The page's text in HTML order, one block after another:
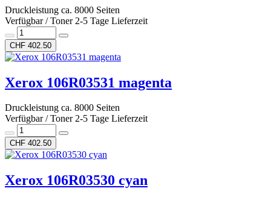
Druckleistung ca. 8000 Seiten
Verfügbar / Toner 2-5 Tage Lieferzeit
CHF 402.50
Xerox 106R03531 magenta
Druckleistung ca. 8000 Seiten
Verfügbar / Toner 2-5 Tage Lieferzeit
CHF 402.50
Xerox 106R03530 cyan